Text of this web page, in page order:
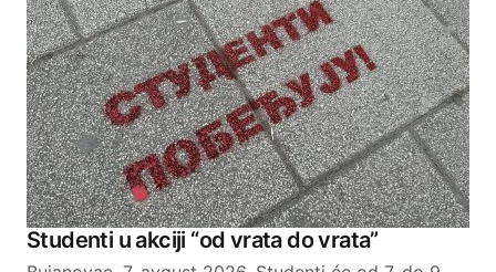
Studenti u akciji “od vrata do vrata”